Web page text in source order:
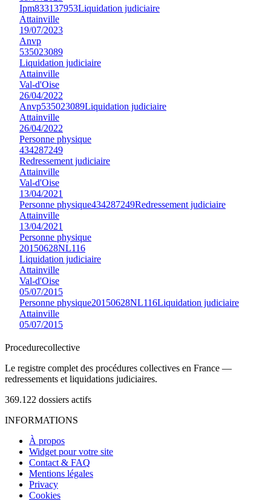
Ipm833137953Liquidation judiciaire
Attainville
19/07/2023
Anvp
535023089
Liquidation judiciaire
Attainville
Val-d'Oise
26/04/2022
Anvp535023089Liquidation judiciaire
Attainville
26/04/2022
Personne physique
434287249
Redressement judiciaire
Attainville
Val-d'Oise
13/04/2021
Personne physique434287249Redressement judiciaire
Attainville
13/04/2021
Personne physique
20150628NL116
Liquidation judiciaire
Attainville
Val-d'Oise
05/07/2015
Personne physique20150628NL116Liquidation judiciaire
Attainville
05/07/2015
Procedurecollective
Le registre complet des procédures collectives en France —
redressements et liquidations judiciaires.
369.122 dossiers actifs
INFORMATIONS
À propos
Widget pour votre site
Contact & FAQ
Mentions légales
Privacy
Cookies